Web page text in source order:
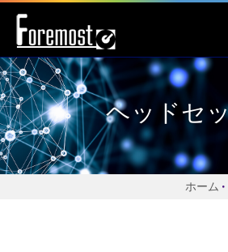
ヘッドセ
ホーム